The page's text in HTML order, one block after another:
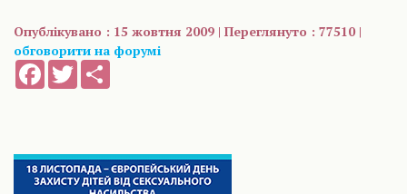
Опублікувано : 15 жовтня 2009 | Переглянуто : 77510 |
обговорити на форумі
FacebookTwitter